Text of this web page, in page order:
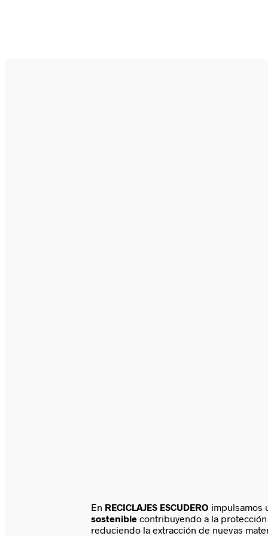
En RECICLAJES ESCUDERO impulsamos
sostenible contribuyendo a la
reduciendo la extracción de nuevas